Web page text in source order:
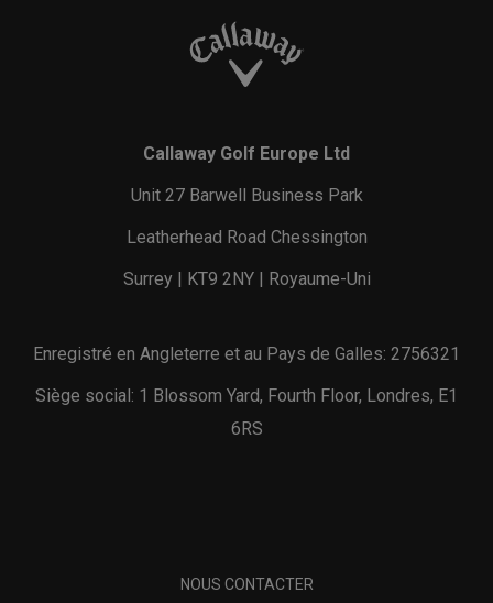
Callaway Golf Europe Ltd
Unit 27 Barwell Business Park
Leatherhead Road Chessington
Surrey | KT9 2NY | Royaume-Uni
Enregistré en Angleterre et au Pays de Galles: 2756321
Siège social: 1 Blossom Yard, Fourth Floor, Londres, E1
6RS
NOUS CONTACTER